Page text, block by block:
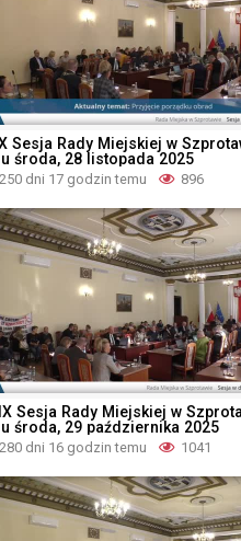
Sesja Rady Miejskiej w
środa, 28 listopada 2025
250 dni 17 godzin temu 896
Sesja Rady Miejskiej w
środa, 29 października 2025
280 dni 16 godzin temu 1041